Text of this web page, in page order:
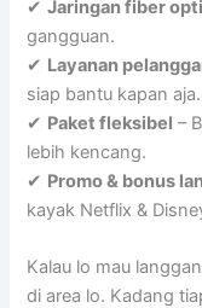
✔Jaringan fiber
gangguan.
✔ Layanan
siap bantu kapan aja.
✔ Paket fleksibel –
lebih kencang.
✔ Promo & bonus
kayak Netflix &
Kalau lo mau
di area lo. Kadang